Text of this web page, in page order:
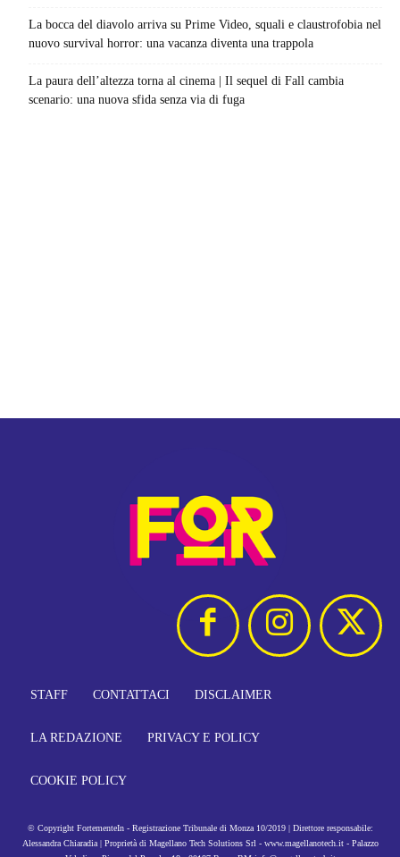
La bocca del diavolo arriva su Prime Video, squali e claustrofobia nel
nuovo survival horror: una vacanza diventa una trappola
La paura dell’altezza torna al cinema | Il sequel di Fall cambia
scenario: una nuova sfida senza via di fuga
STAFF CONTATTACI DISCLAIMER
LA REDAZIONE PRIVACY E POLICY
COOKIE POLICY
© Copyright FortementeIn - Registrazione Tribunale di Monza 10/2019 | Direttore responsabile:
Alessandra Chiaradia | Proprietà di Magellano Tech Solutions Srl - www.magellanotech.it - Palazzo